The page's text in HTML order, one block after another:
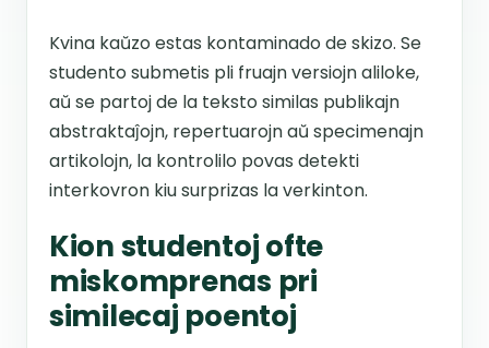
Kvina kaŭzo estas kontaminado de skizo. Se
studento submetis pli fruajn versiojn aliloke,
aŭ se partoj de la teksto similas publikajn
abstraktaĵojn, repertuarojn aŭ specimenajn
artikolojn, la kontrolilo povas detekti
interkovron kiu surprizas la verkinton.
Kion studentoj ofte
miskomprenas pri
similecaj poentoj